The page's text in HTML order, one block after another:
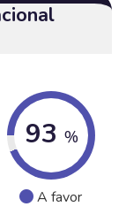
93 %
A favor